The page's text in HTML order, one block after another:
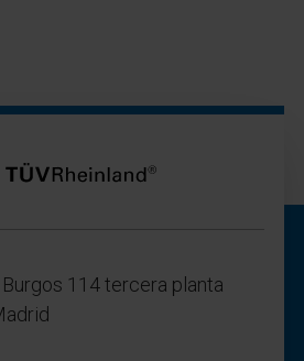
114 tercera planta